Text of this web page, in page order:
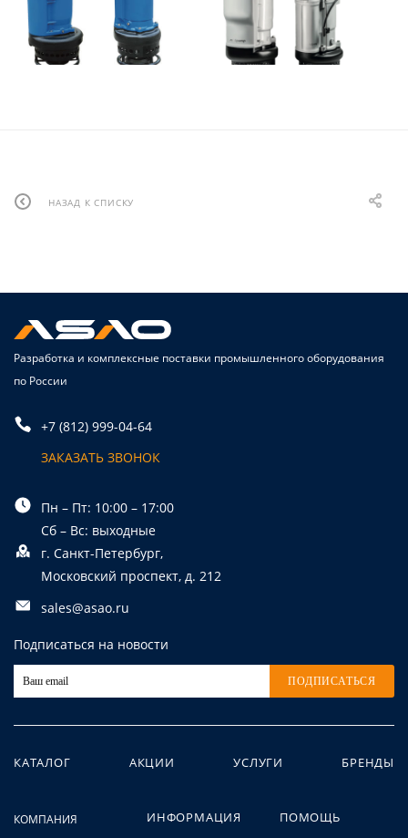
НАЗАД К СПИСКУ
Разработка и комплексные поставки промышленного оборудования
по России
+7 (812) 999-04-64
ЗАКАЗАТЬ ЗВОНОК
Пн – Пт: 10:00 – 17:00
Сб – Вс: выходные
г. Санкт-Петербург,
Московский проспект, д. 212
sales@asao.ru
Подписаться на новости
ПОДПИСАТЬСЯ
КАТАЛОГ АКЦИИ УСЛУГИ БРЕНДЫ
КОМПАНИЯ ИНФОРМАЦИЯ ПОМОЩЬ